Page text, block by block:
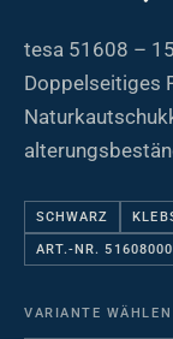
tesa 51608 –
Doppelseitiges
SCHWARZ
ART.-NR.
VARIANTE WÄHLEN